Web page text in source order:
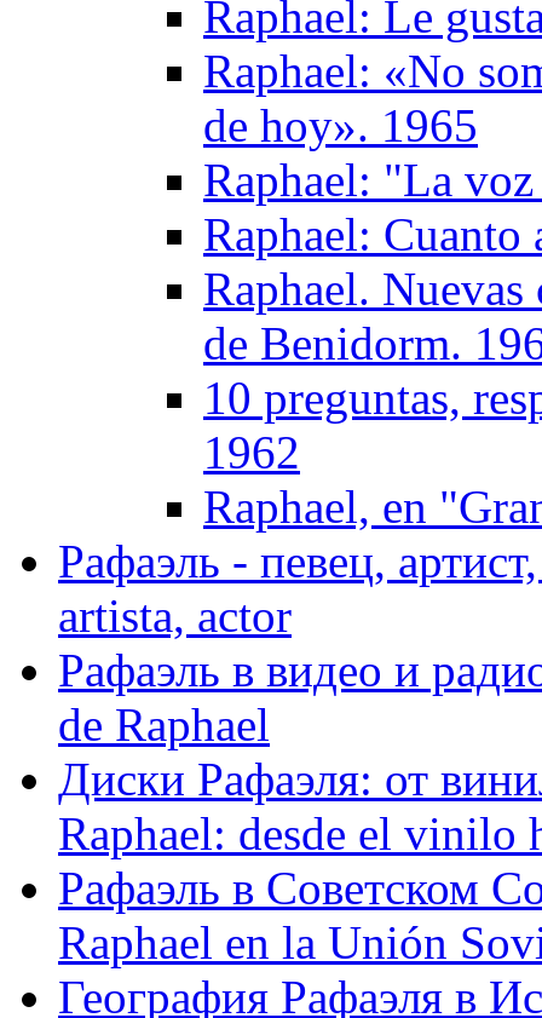
Raphael: Le
Raphael: «No
de hoy». 1965
Raphael: "La
Raphael: Cuanto
Raphael.
de Benidorm.
10 preguntas,
1962
Raphael, en
Рафаэль - певец,
artista, actor
Рафаэль в видео и
de Raphael
Диски Рафаэля: от
Raphael: desde el vinilo
Рафаэль в Советском
Raphael en la Unión
География Рафаэля в